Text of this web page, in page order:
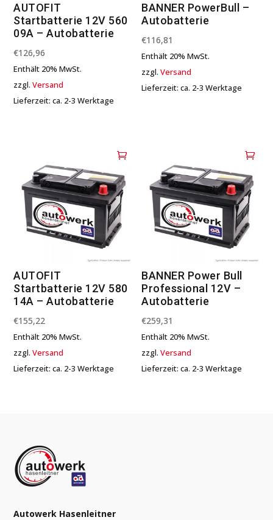
AUTOFIT
Startbatterie 12V 560
09A – Autobatterie
€126,96
Enthält 20% MwSt.
zzgl.Versand
Lieferzeit: ca. 2-3 Werktage
BANNER PowerBull –
Autobatterie
€116,81
Enthält 20% MwSt.
zzgl.Versand
Lieferzeit: ca. 2-3 Werktage
AUTOFIT
Startbatterie 12V 580
14A – Autobatterie
€155,22
Enthält 20% MwSt.
zzgl.Versand
Lieferzeit: ca. 2-3 Werktage
BANNER Power Bull
Professional 12V –
Autobatterie
€259,31
Enthält 20% MwSt.
zzgl.Versand
Lieferzeit: ca. 2-3 Werktage
Autowerk Hasenleitner